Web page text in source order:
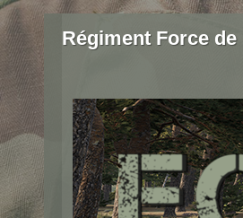
Régiment Force